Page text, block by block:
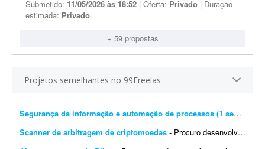
Submetido: 11/05/2026 às 18:52 | Oferta: Privado | Duração
estimada: Privado
+ 59 propostas
Projetos semelhantes no 99Freelas
Segurança da informação e automação de processos (1 semana)
Scanner de arbitragem de criptomoedas - Procuro desenvolvedor full stack para criar uma plataforma profissional e scanner de arbitragem de criptomoedas, semelhante às principais soluções internacionais do mercado, po...